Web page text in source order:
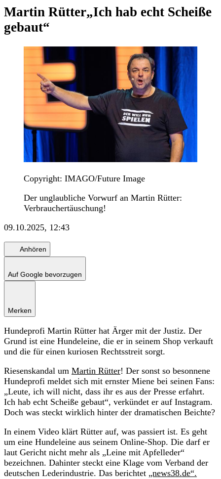
Martin Rütter„Ich hab echt Scheiße
gebaut“
Copyright: IMAGO/Future Image
Der unglaubliche Vorwurf an Martin Rütter:
Verbrauchertäuschung!
09.10.2025, 12:43
Anhören
Auf Google bevorzugen
Merken
Hundeprofi Martin Rütter hat Ärger mit der Justiz. Der
Grund ist eine Hundeleine, die er in seinem Shop verkauft
und die für einen kuriosen Rechtsstreit sorgt.
Riesenskandal um Martin Rütter! Der sonst so besonnene
Hundeprofi meldet sich mit ernster Miene bei seinen Fans:
„Leute, ich will nicht, dass ihr es aus der Presse erfahrt.
Ich hab echt Scheiße gebaut“, verkündet er auf Instagram.
Doch was steckt wirklich hinter der dramatischen Beichte?
In einem Video klärt Rütter auf, was passiert ist. Es geht
um eine Hundeleine aus seinem Online-Shop. Die darf er
laut Gericht nicht mehr als „Leine mit Apfelleder“
bezeichnen. Dahinter steckt eine Klage vom Verband der
deutschen Lederindustrie. Das berichtet „news38.de“.